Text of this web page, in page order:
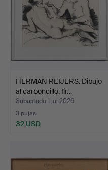
HERMAN REIJERS. Dibujo
al carboncillo, fir…
Subastado 1 jul 2026
3 pujas
32 USD